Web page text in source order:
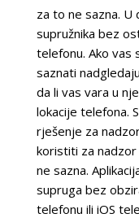
za to ne sazna.
supružnika bez
telefonu. Ako vas
saznati
da li vas vara u
lokacije telefona.
rješenje za
koristiti za
ne sazna.
supruga bez
telefonu ili iOS